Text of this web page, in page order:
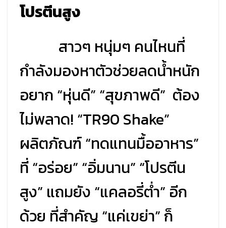
โปรตีนสูง
สาวๆ หนุ่มๆ คนไหนที่
กำลังมองหาตัวช่วยลดน้ำหนัก
อยาก “หุ่นดี” “สุขภาพดี” ต้อง
ไม่พลาด! “TR90 Shake”
ผลิตภัณฑ์ “ทดแทนมื้ออาหาร”
ที่ “อร่อย” “อิ่มนาน” “โปรตีน
สูง” แถมยัง “แคลอรี่ต่ำ” อีก
ด้วย ที่สำคัญ “แค่เขย่า” ก็